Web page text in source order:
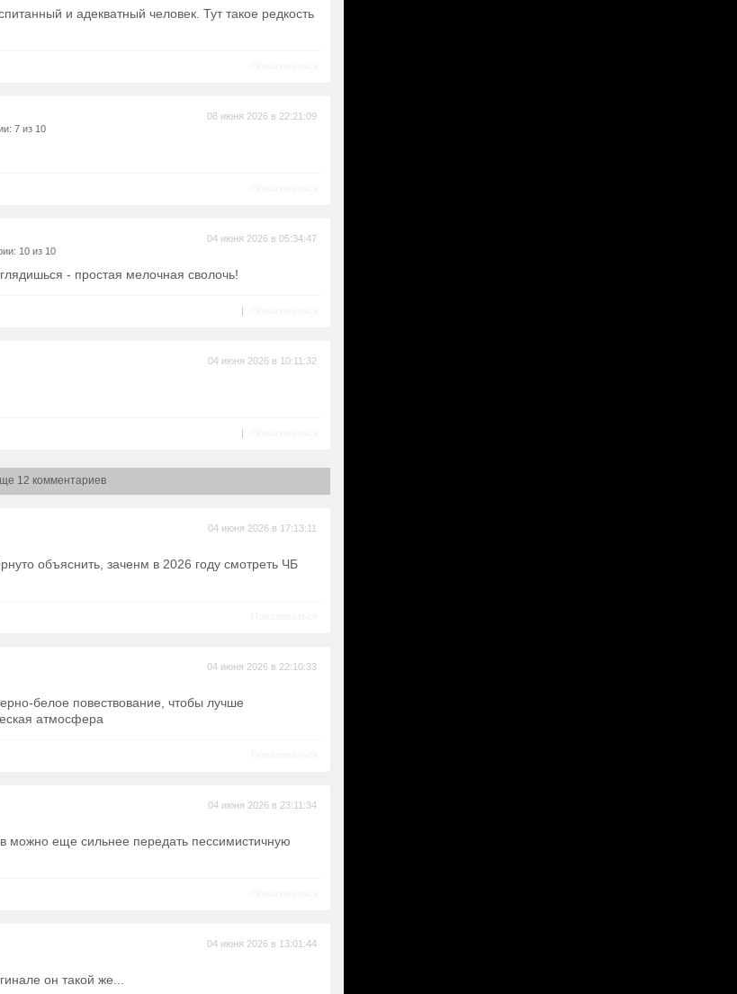
и адекватный человек. Тут такое редкость
7 из 10
08 июня 2026 в 22:21:09
10 из 10
04 июня 2026 в 05:34:47
- простая мелочная сволочь!
|
04 июня 2026 в 10:11:32
|
12 комментариев
04 июня 2026 в 17:13:11
объяснить, заченм в 2026 году смотреть ЧБ
04 июня 2026 в 22:10:33
белое повествование, чтобы лучше
атмосфера
04 июня 2026 в 23:11:34
можно еще сильнее передать пессимистичную
04 июня 2026 в 13:01:44
он такой же...